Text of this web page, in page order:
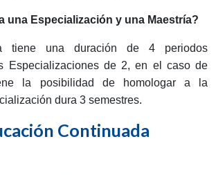
una Especialización y una Maestría?
tiene una duración de 4 periodos
Especializaciones de 2, en el caso de
la posibilidad de homologar a la
dura 3 semestres.
Continuada